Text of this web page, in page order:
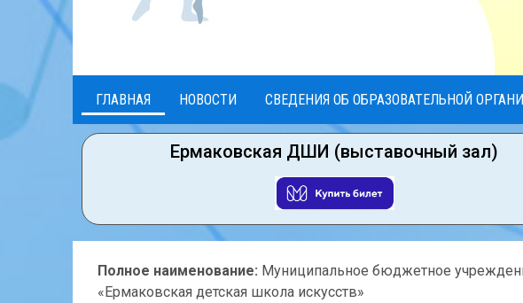
ГЛАВНАЯ НОВОСТИ СВЕДЕНИЯ ОБ ОБРАЗОВАТЕЛЬНОЙ
Ермаковская ДШИ (выставочный зал)
Полное наименование: Муниципальное бюджетное
«Ермаковская детская школа искусств»